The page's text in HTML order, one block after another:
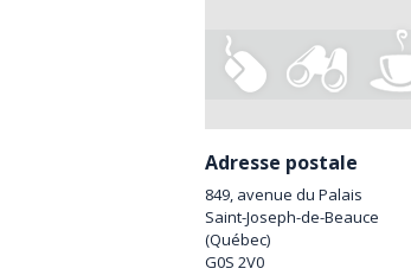
Adresse postale
849, avenue du Palais
Saint-Joseph-de-Beauce
(Québec)
G0S 2V0